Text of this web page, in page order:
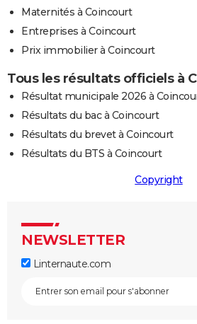
Maternités à Coincourt
Entreprises à Coincourt
Prix immobilier à Coincourt
Tous les résultats officiels à
Résultat municipale 2026 à
Résultats du bac à Coincourt
Résultats du brevet à Coincourt
Résultats du BTS à Coincourt
Copyright
NEWSLETTER
Linternaute.com